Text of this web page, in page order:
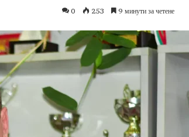
0 253 9 минути за четене